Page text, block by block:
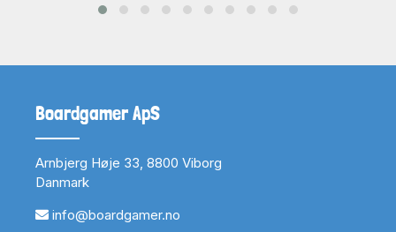
Boardgamer ApS
Arnbjerg Høje 33, 8800 Viborg
Danmark
info@boardgamer.no